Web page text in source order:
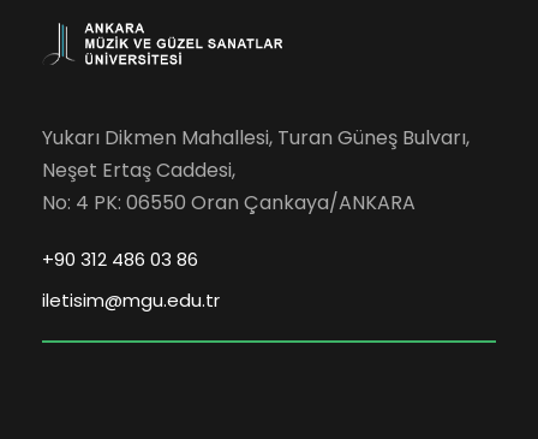
Yukarı Dikmen Mahallesi, Turan Güneş Bulvarı,
Neşet Ertaş Caddesi,
No: 4 PK: 06550 Oran Çankaya/ANKARA
+90 312 486 03 86
iletisim@mgu.edu.tr